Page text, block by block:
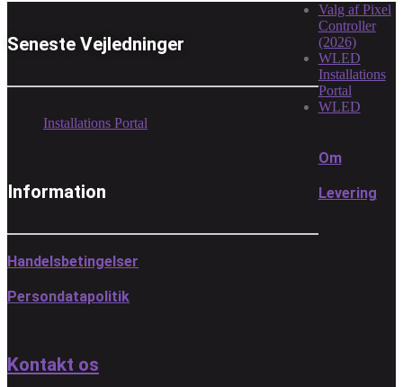
Seneste Vejledninger
Valg af Pixel
Controller
(2026)
WLED
Installations
Portal
WLED
Installations Portal
Information
Om
Levering
Handelsbetingelser
Persondatapolitik
Kontakt os